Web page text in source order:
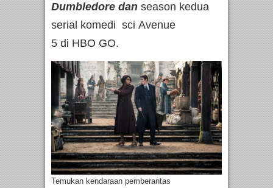
Dumbledore dan season kedua
serial komedi sci Avenue
5 di HBO GO.
Temukan kendaraan pemberantas